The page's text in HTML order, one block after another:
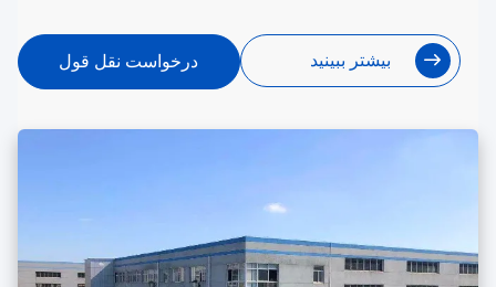
بیشتر ببینید درخواست نقل قول